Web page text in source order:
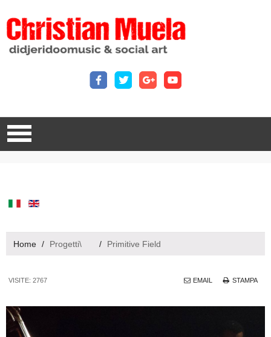
Home / Progetti\ / Primitive Field
VISITE: 2767 STAMPA
EMAIL